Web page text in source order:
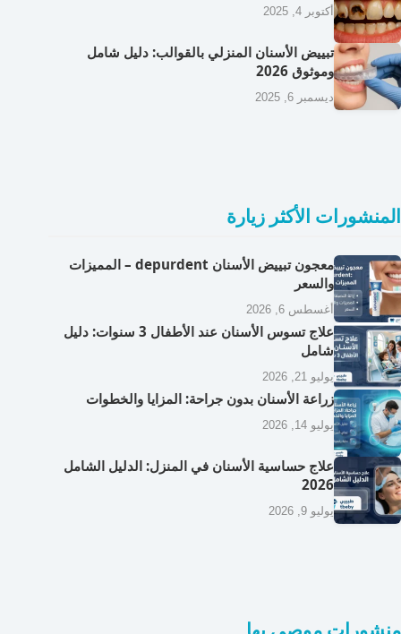
أكتوبر 4, 2025
تبييض الأسنان المنزلي بالقوالب: دليل شامل
وموثوق 2026
ديسمبر 6, 2025
المنشورات الأكثر زيارة
معجون تبييض الأسنان depurdent – المميزات
والسعر
أغسطس 6, 2026
علاج تسوس الأسنان عند الأطفال 3 سنوات: دليل
شامل
يوليو 21, 2026
زراعة الأسنان بدون جراحة: المزايا والخطوات
يوليو 14, 2026
علاج حساسية الأسنان في المنزل: الدليل الشامل
2026
يوليو 9, 2026